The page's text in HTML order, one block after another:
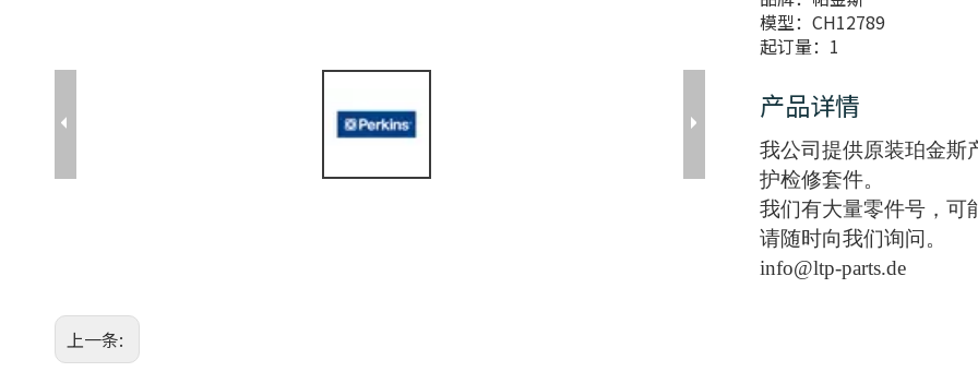
模型：CH12789
起订量： 1
产品详情
我公司提供原装珀金斯
护检修套件。
我们有大量零件号，可
请随时向我们询问。
info@ltp-parts.de
上一条: